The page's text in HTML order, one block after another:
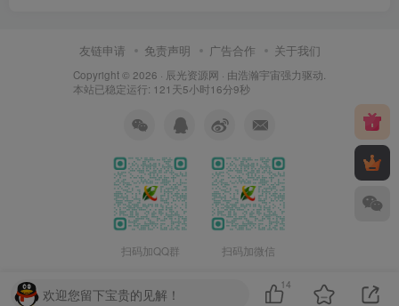
友链申请 免责声明 广告合作 关于我们
Copyright © 2026 · 辰光资源网 · 由浩瀚宇宙强力驱动.
本站已稳定运行: 121天5小时16分9秒
扫码加QQ群 扫码加微信
欢迎您留下宝贵的见解！
14